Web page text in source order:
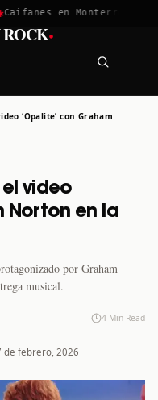
en Monterrey · 12
·
‘Opalite’ con Graham
video
Norton en la
por Graham
musical.
4 Min Read
de febrero, 2026